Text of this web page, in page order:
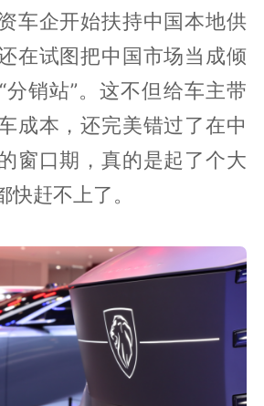
车企开始扶持中国本地供
在试图把中国市场当成倾
分销站”。这不但给车主带
成本，还完美错过了在中
窗口期，真的是起了个大
赶不上了。